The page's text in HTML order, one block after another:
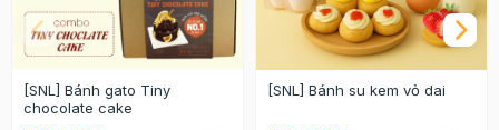
[SNL] Bánh gato Tiny
chocolate cake
[SNL] Bánh su kem vỏ dai